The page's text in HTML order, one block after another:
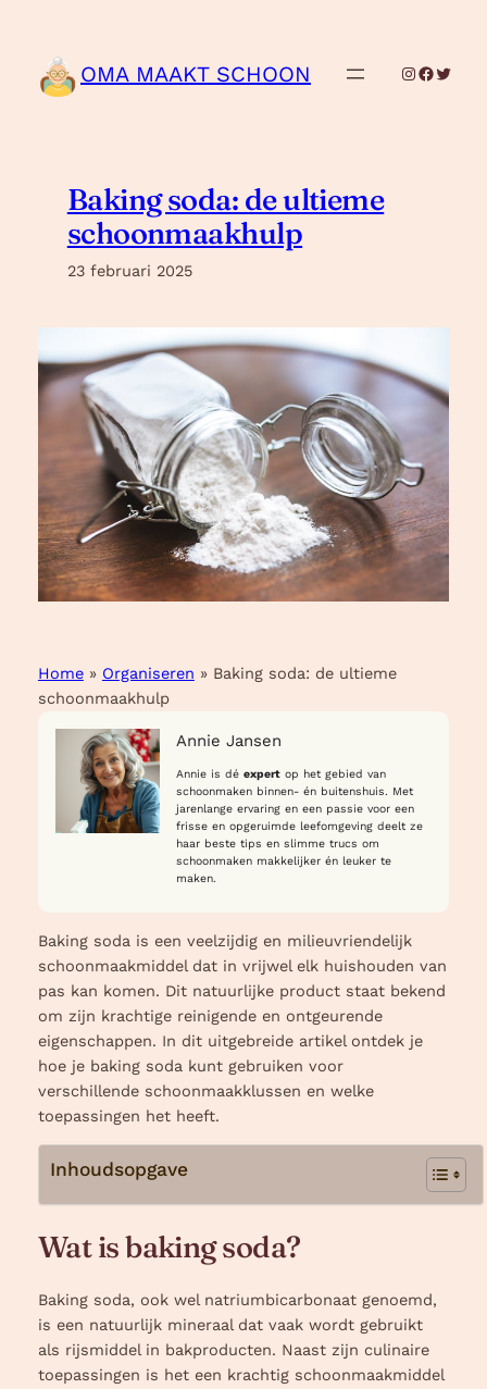
inhoud
OMA MAAKT SCHOON Instagram
Baking soda: de ultieme
schoonmaakhulp
23 februari 2025
Home » Organiseren »Baking soda: de ultieme
schoonmaakhulp
Annie Jansen
Annie is dé expertop het gebied van
schoonmaken binnen- én buitenshuis. Met
jarenlange ervaring en een passie voor een
frisse en opgeruimde leefomgeving deelt ze
haar beste tips en slimme trucs om
schoonmaken makkelijker én leuker te
maken.
Baking soda is een veelzijdig en milieuvriendelijk
schoonmaakmiddel dat in vrijwel elk huishouden van
pas kan komen. Dit natuurlijke product staat bekend
om zijn krachtige reinigende en ontgeurende
eigenschappen. In dit uitgebreide artikel ontdek je
hoe je baking soda kunt gebruiken voor
verschillende schoonmaakklussen en welke
toepassingen het heeft.
Inhoudsopgave
Wat is baking soda?
Baking soda, ook wel natriumbicarbonaat genoemd,
is een natuurlijk mineraal dat vaak wordt gebruikt
als rijsmiddel in bakproducten. Naast zijn culinaire
toepassingen is het een krachtig schoonmaakmiddel